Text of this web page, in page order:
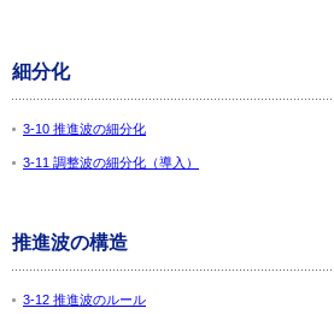
細分化
3-10 推進波の細分化
3-11 調整波の細分化（導入）
推進波の構造
3-12 推進波のルール